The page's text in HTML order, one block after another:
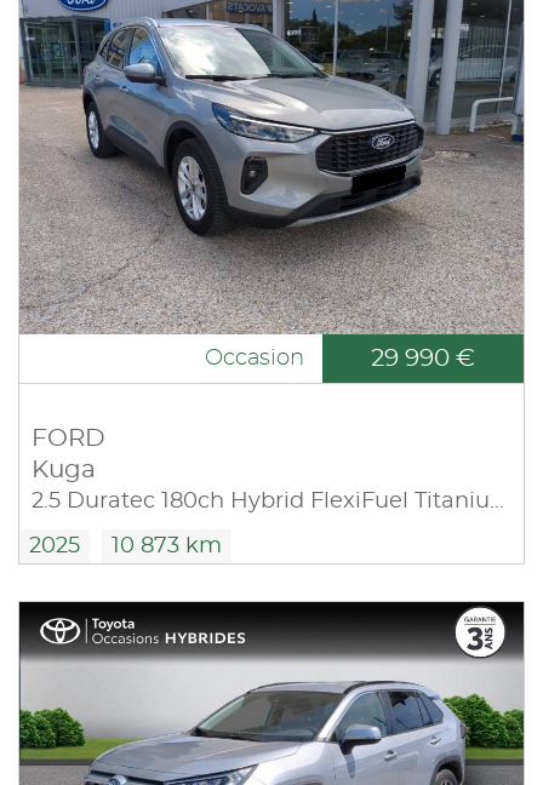
Occasion 29 990 €
FORD
Kuga
2.5 Duratec 180ch Hybrid FlexiFuel Titanium Business Powershift
2025 10 873 km